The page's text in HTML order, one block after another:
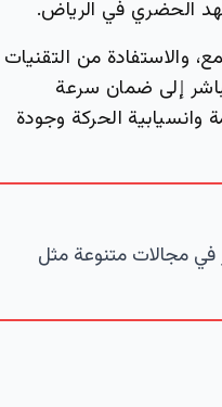
الحضري في الرياض.
والاستفادة من التقنيات
إلى ضمان سرعة
وانسيابية الحركة وجودة
في مجالات متنوعة مثل